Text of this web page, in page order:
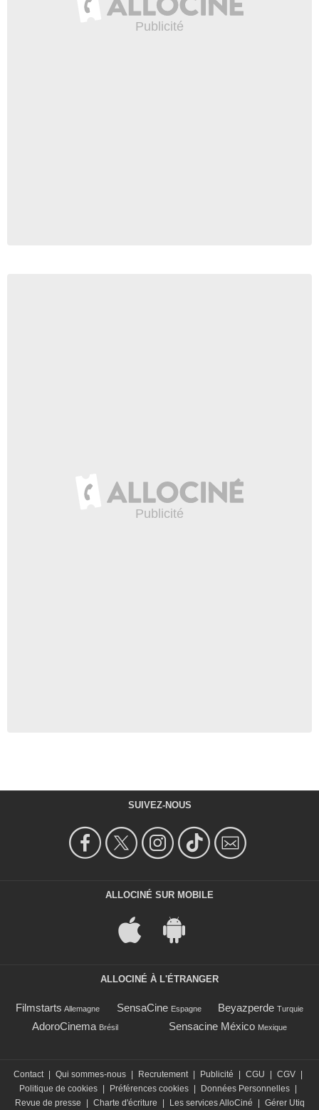
SUIVEZ-NOUS
ALLOCINÉ SUR MOBILE
ALLOCINÉ À L'ÉTRANGER
Filmstarts Allemagne SensaCine Espagne Beyazperde Turquie
AdoroCinema Brésil Sensacine México Mexique
Contact Qui sommes-nous Recrutement Publicité CGU CGV
Politique de cookies
Préférences cookies Données Personnelles
Revue de presse
Charte d'écriture Les services AlloCiné Gérer Utiq